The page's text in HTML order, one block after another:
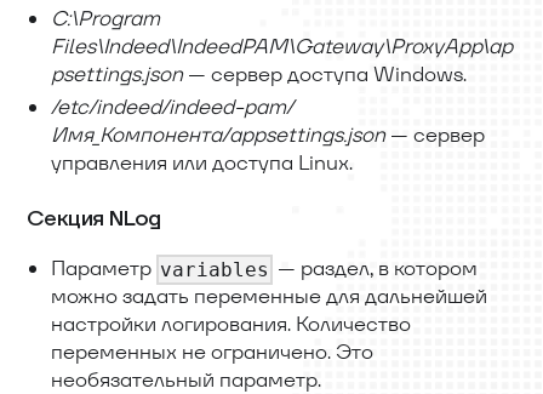
C:\Program
Files\Indeed\IndeedPAM\Gateway\ProxyApp\ap
psettings.json— сервер доступа Windows.
/etc/indeed/indeed-pam/
Имя_ Компонента/appsettings.json— сервер
управления или доступа Linux.
Секция NLog
Параметр variables — раздел, в котором
можно задать переменные для дальнейшей
настройки логирования. Количество
переменных не ограничено. Это
необязательный параметр.